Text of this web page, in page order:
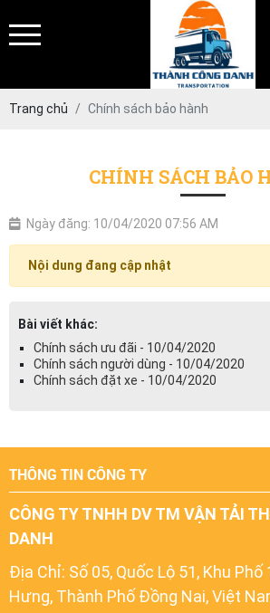
Trang chủ Chính sách bảo hành
CHÍNH SÁCH BẢO
Ngày đăng: 10/04/2020 07:56 AM
Nội dung đang cập nhật
Bài viết khác:
Chính sách ưu đãi - 10/04/2020
Chính sách người dùng - 10/04/2020
Chính sách đặt xe - 10/04/2020
THÔNG TIN CÔNG TY
CÔNG TY TNHH DV TM VẬN TẢI
DANH
Địa Chỉ: Số 05, Quốc Lộ 51, Khu
Hưng, Thành Phố Đồng Nai, Việt